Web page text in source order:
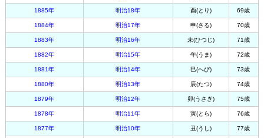
1885年 明治18年 酉(とり) 69歳
1884年 明治17年 申(さる) 70歳
1883年 明治16年 未(ひつじ) 71歳
1882年 明治15年 午(うま) 72歳
1881年 明治14年 巳(へび) 73歳
1880年 明治13年 辰(たつ) 74歳
1879年 明治12年 卯(うさぎ) 75歳
1878年 明治11年 寅(とら) 76歳
1877年 明治10年 丑(うし) 77歳